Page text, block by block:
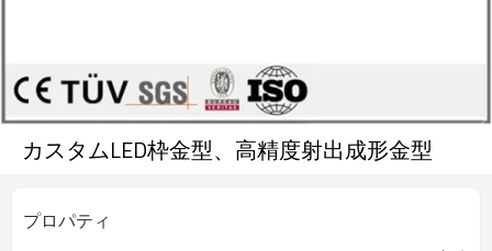
カスタムLED枠金型、高精度射出成形金型
プロパティ